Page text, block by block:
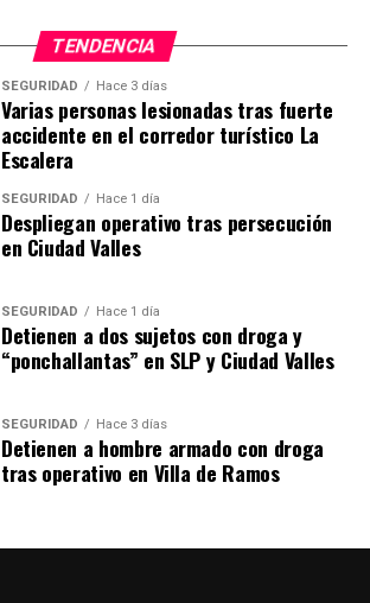
TENDENCIA
SEGURIDAD Hace 3 días
Varias personas lesionadas tras fuerte
accidente en el corredor turístico La
Escalera
SEGURIDAD Hace 1 día
Despliegan operativo tras persecución
en Ciudad Valles
SEGURIDAD Hace 1 día
Detienen a dos sujetos con droga y
“ponchallantas” en SLP y Ciudad Valles
SEGURIDAD Hace 3 días
Detienen a hombre armado con droga
tras operativo en Villa de Ramos